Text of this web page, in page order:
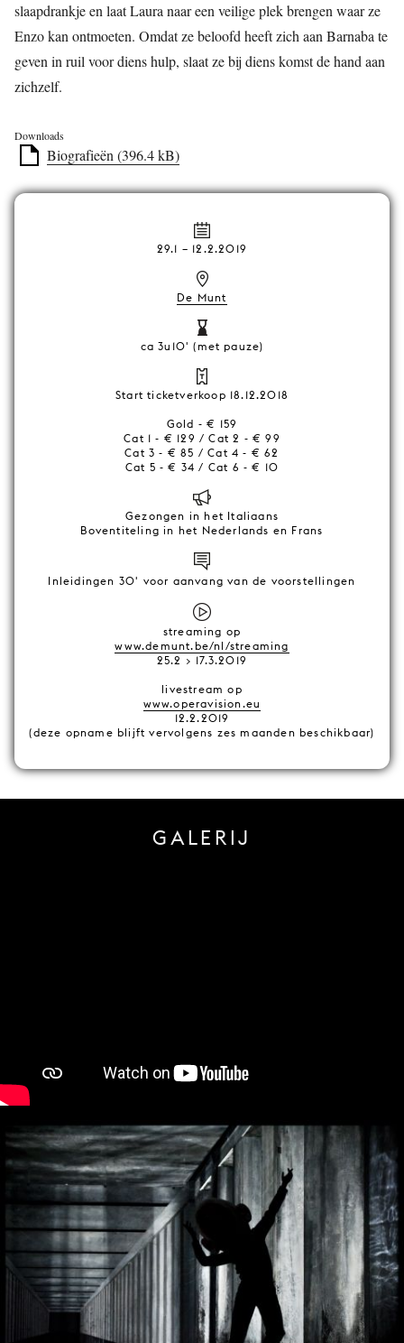
slaapdrankje en laat Laura naar een veilige plek brengen waar ze
Enzo kan ontmoeten. Omdat ze beloofd heeft zich aan Barnaba te
geven in ruil voor diens hulp, slaat ze bij diens komst de hand aan
zichzelf.
Downloads
Biografieën (396.4 kB)
29.1 – 12.2.2019
De Munt
ca 3u10' (met pauze)
Start ticketverkoop 18.12.2018
Gold - € 159
Cat 1 - € 129 / Cat 2 - € 99
Cat 3 - € 85 / Cat 4 - € 62
Cat 5 - € 34 / Cat 6 - € 10
Gezongen in het Italiaans
Boventiteling in het Nederlands en Frans
Inleidingen 30' voor aanvang van de voorstellingen
streaming op
www.demunt.be/nl/streaming
25.2 > 17.3.2019
livestream op
www.operavision.eu
12.2.2019
(deze opname blijft vervolgens zes maanden beschikbaar)
GALERIJ